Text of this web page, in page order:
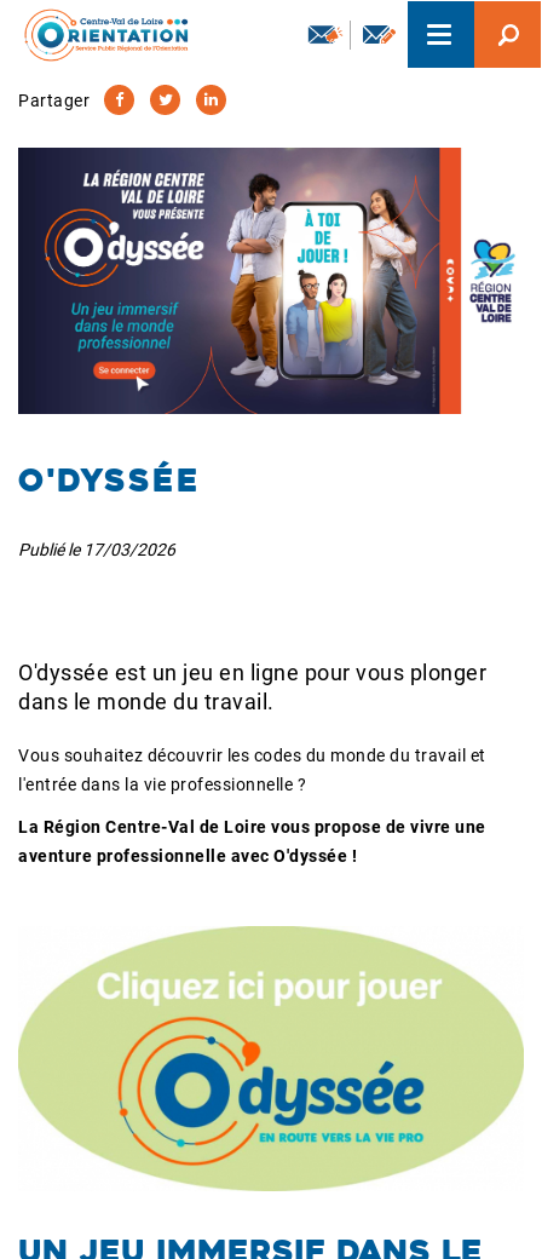
Aller
contenu
principal
Toggle
navigation
Partager
O'dyssée
Publié le 17/03/2026
O'dyssée est un jeu en ligne pour vous plonger
dans le monde du travail.
Vous souhaitez découvrir les codes du monde du travail et
l'entrée dans la vie professionnelle ?
La Région Centre-Val de Loire vous propose de vivre une
aventure professionnelle avec O'dyssée !